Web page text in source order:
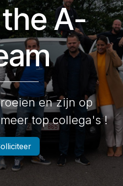
A-
en zijn op
top collega's !